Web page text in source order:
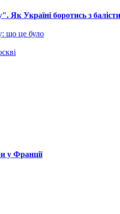
Як Україні боротись з
що це було
у Франції